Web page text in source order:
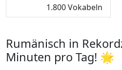
1.800 Vokabeln
Rumänisch in
Minuten pro Tag! 🌟